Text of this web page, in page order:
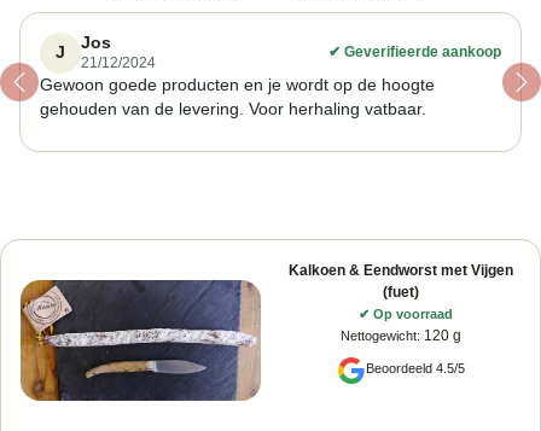
J
Jos
21/12/2024
✔ Geverifieerde aankoop
Gewoon goede producten en je wordt op de hoogte
gehouden van de levering. Voor herhaling vatbaar.
Previous
Kalkoen & Eendworst met Vijgen
(fuet)
✔ Op voorraad
Nettogewicht: 120 g
Beoordeeld 4.5/5